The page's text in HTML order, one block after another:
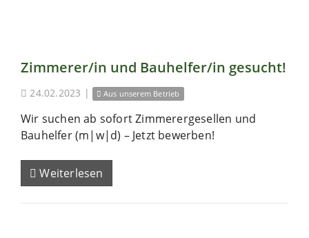
Zimmerer/in und Bauhelfer/in gesucht!
24.02.2023 | Aus unserem Betrieb
Wir suchen ab sofort Zimmerergesellen und
Bauhelfer (m|w|d) – Jetzt bewerben!
Weiterlesen